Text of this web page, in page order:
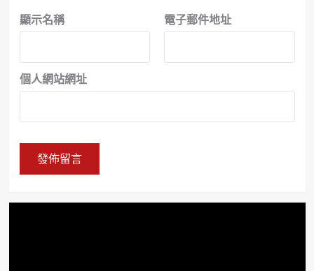
顯示名稱 電子郵件地址
個人網站網址